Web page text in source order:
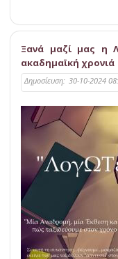
Ξανά μαζί μας η
ακαδημαϊκή χρονιά
Δημοσίευση: 30-10-2024